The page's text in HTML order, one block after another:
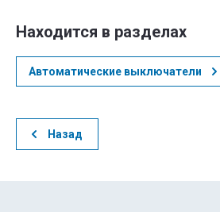
Находится в разделах
Автоматические выключатели
Назад